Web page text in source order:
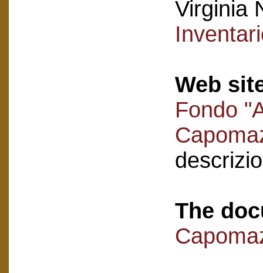
Virginia
Web
Fondo
The